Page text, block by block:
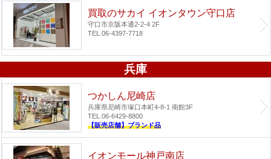
買取のサカイ イオンタウン守口店
守口市京阪本通2-2-4 2F
TEL.06-4397-7718
兵庫
つかしん尼崎店
兵庫県尼崎市塚口本町4-8-1 南館3F
TEL.06-6429-8800
【販売店舗】ブランド品
イオンモール神戸南店